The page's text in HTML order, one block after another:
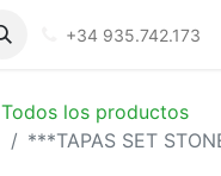
+34 935.742.173
Todos los productos
***TAPAS SET